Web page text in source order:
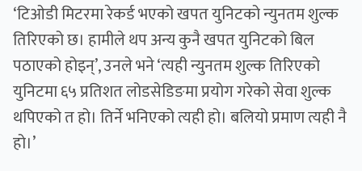
‘टिओडी मिटरमा रेकर्ड भएको खपत युनिटको न्युनतम शुल्क
तिरिएको छ। हामीले थप अन्य कुनै खपत युनिटको बिल
पठाएको होइन्’, उनले भने ‘त्यही न्युनतम शुल्क तिरिएको
युनिटमा ६५ प्रतिशत लोडसेडिङमा प्रयोग गरेको सेवा शुल्क
थपिएको त हो। तिर्ने भनिएको त्यही हो। बलियो प्रमाण त्यही नै
हो।’